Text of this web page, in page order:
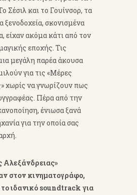
Σέσιλ και το Γουίνσορ, τα
ξενοδοχεία, σκονισμένα
είχαν ακόμα κάτι από τον
εποχής. Τις
μεγάλη παρέα άκουσα
για τις «Μέρες
χωρίς να γνωρίζουν πως
Πέρα από την
ένιωσα ξανά
για την οποία σας
Αλεξάνδρειας»
στον κινηματογράφο,
ιδανικό soundtrack για